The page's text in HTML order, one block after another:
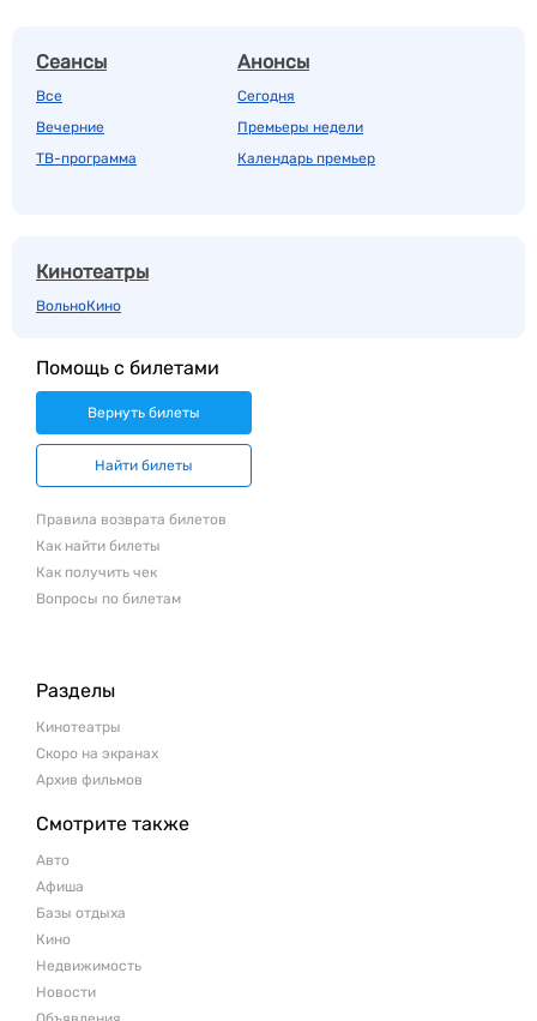
Сеансы
Все
Вечерние
ТВ-программа
Анонсы
Сегодня
Премьеры недели
Календарь премьер
Кинотеатры
ВольноКино
Помощь с билетами
Вернуть билеты
Найти билеты
Правила возврата билетов
Как найти билеты
Как получить чек
Вопросы по билетам
Разделы
Кинотеатры
Скоро на экранах
Архив фильмов
Смотрите также
Авто
Афиша
Базы отдыха
Кино
Недвижимость
Новости